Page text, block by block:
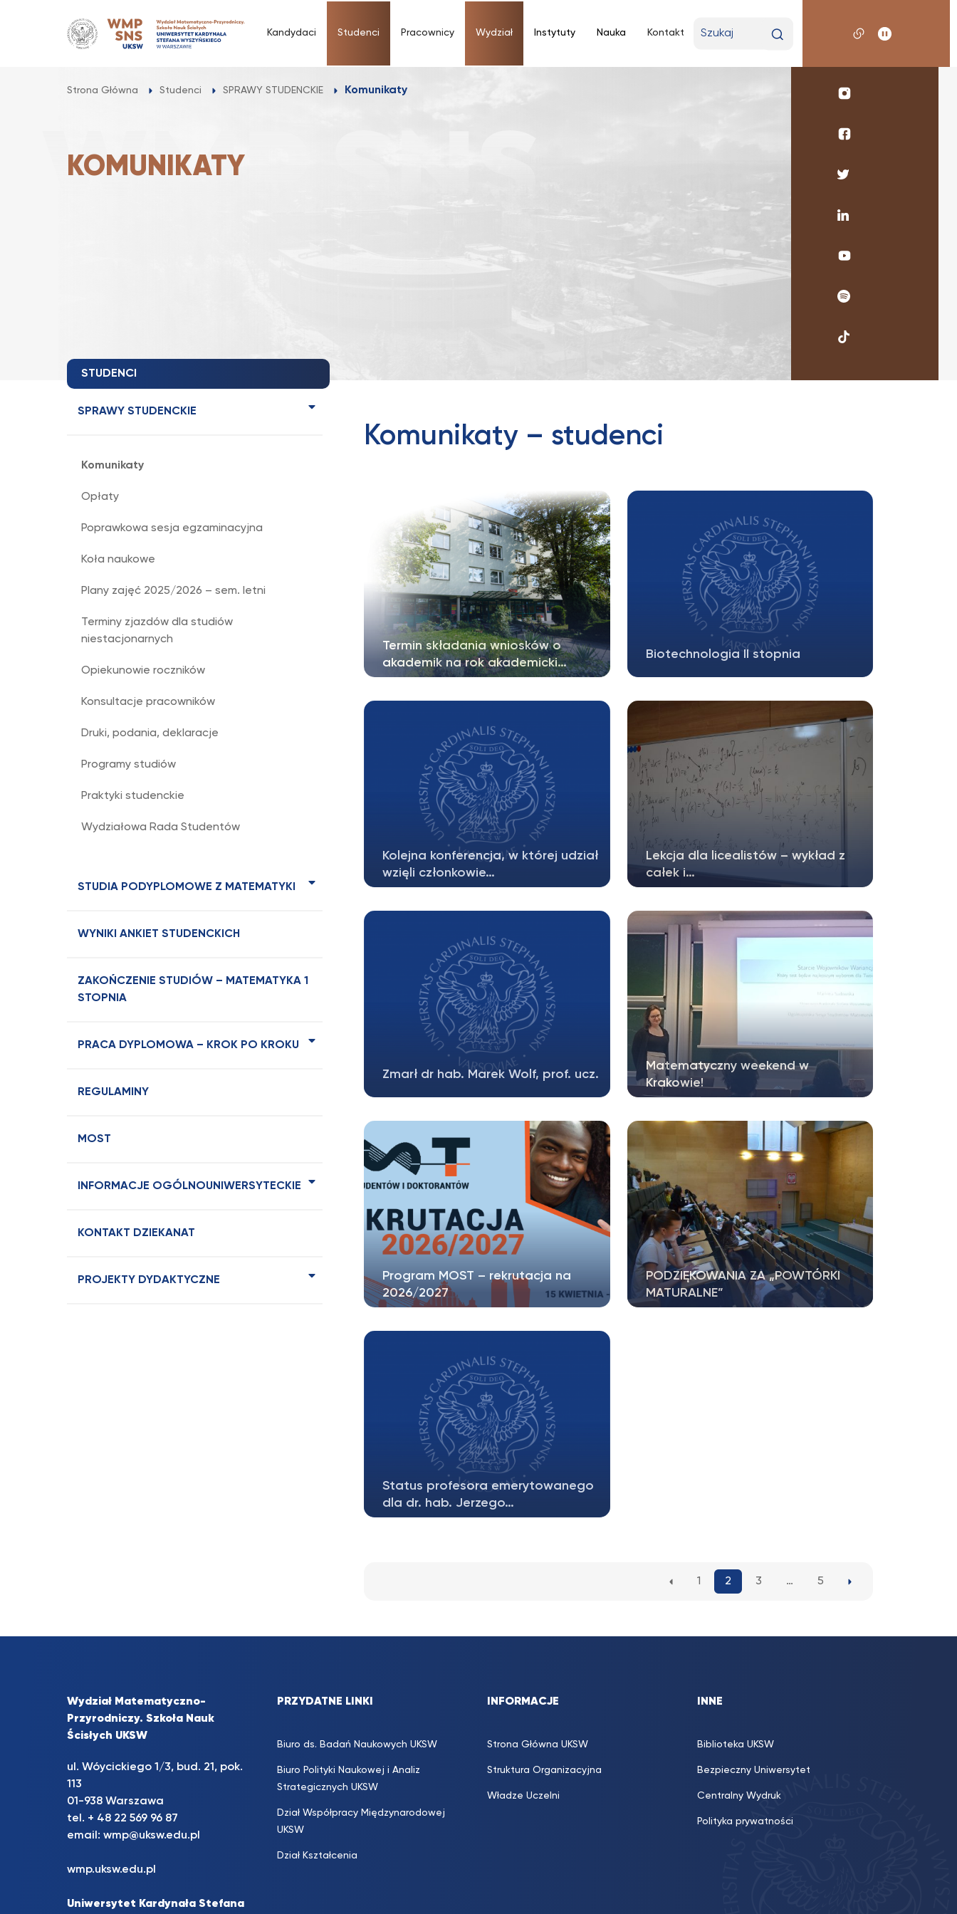
Kandydaci Studenci Pracownicy Wydział Instytuty Nauka Kontakt
wyszukiwaną
Strona Główna Studenci SPRAWY STUDENCKIE Komunikaty
KOMUNIKATY
Profil
Profil
Profil
Profil
Linkedin
UKSW
UKSW
UKSW
STUDENCI
SPRAWY STUDENCKIE
Komunikaty
Opłaty
Poprawkowa sesja egzaminacyjna
Koła naukowe
Plany zajęć 2025/2026 – sem. letni
Terminy zjazdów dla studiów
niestacjonarnych
Opiekunowie roczników
Konsultacje pracowników
Druki, podania, deklaracje
Programy studiów
Praktyki studenckie
Wydziałowa Rada Studentów
STUDIA PODYPLOMOWE Z MATEMATYKI
WYNIKI ANKIET STUDENCKICH
ZAKOŃCZENIE STUDIÓW – MATEMATYKA 1
STOPNIA
PRACA DYPLOMOWA – KROK PO KROKU
REGULAMINY
MOST
INFORMACJE OGÓLNOUNIWERSYTECKIE
KONTAKT DZIEKANAT
PROJEKTY DYDAKTYCZNE
Komunikaty – studenci
Termin składania wniosków o
akademik na rok akademicki…
na rok akademicki 2026/2027: Studenci
Biotechnologia II stopnia
Nauk o Środowisku UKSW wraz z
Kolejna konferencja, w której udział
wzięli członkowie…
Naukowego „Inny wymiar” gościli w
Lekcja dla licealistów – wykład z
całek i…
Koło Naukowe „Inny wymiar” prowadzi…
Zmarł dr hab. Marek Wolf, prof. ucz.
24.04.2026 r. zmarł dr hab. Marek Wolf,
Matematyczny weekend w
Krakowie!
dniach 10–12 kwietnia przedstawiciele
Program MOST – rekrutacja na
2026/2027
zapraszamy do aplikowania na program
PODZIĘKOWANIA ZA „POWTÓRKI
MATURALNE”
Status profesora emerytowanego
dla dr. hab. Jerzego…
1 2 3 … 5
Wydział Matematyczno-
Przyrodniczy. Szkoła Nauk
Ścisłych UKSW
ul. Wóycickiego 1/3, bud. 21, pok.
113
01-938 Warszawa
tel. + 48 22 569 96 87
email: wmp@uksw.edu.pl
wmp.uksw.edu.pl
Uniwersytet Kardynała Stefana
PRZYDATNE LINKI
Biuro ds. Badań Naukowych UKSW
Biuro Polityki Naukowej i Analiz
Strategicznych UKSW
Dział Współpracy Międzynarodowej
UKSW
Dział Kształcenia
INFORMACJE
Strona Główna UKSW
Struktura Organizacyjna
Władze Uczelni
INNE
Biblioteka UKSW
Bezpieczny Uniwersytet
Centralny Wydruk
Polityka prywatności